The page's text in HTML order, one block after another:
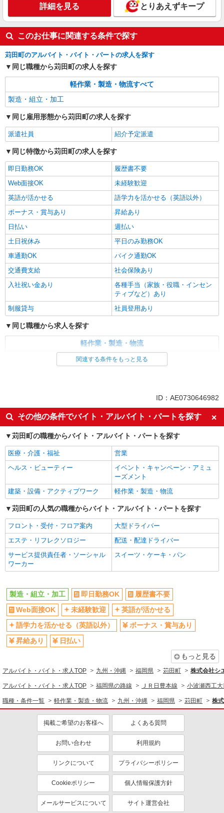
時給1,400円〜1,750円 ※経験・能力による
※時間外・深夜手当含む 交通費：既定支給
福岡県福岡県京都郡苅田町新浜町1番地3号
詳細を見る
詳細を見る とりあえずキープ
このお仕事に関連する条件で探す
苅田町のアルバイト・バイト・パートの求人を探す
同じ職種から苅田町の求人を探す
軽作業・製造・物流すべて
製造・組立・加工
同じ雇用形態から苅田町の求人を探す
派遣社員 紹介予定派遣
同じ特徴から苅田町の求人を探す
即日勤務OK
履歴書不要
Web面接OK
未経験歓迎
英語が活かせる
語学力を活かせる（英語以外）
ボーナス・賞与あり
昇給あり
日払い
週払い
土日祝休み
平日のみ勤務OK
車通勤OK
バイク通勤OK
交通費支給
社会保険あり
入社祝い金あり
各種手当（家族・役職・インセン
ティブなど）あり
制服貸与
社員登用あり
同じ職種から求人を探す
軽作業・製造・物流
ボーナス・賞与あり
日払い
土日祝休み
車通勤OK
交通費支給
社会保険あり
社員登用あり
関連する条件をもっと見る
ID：AE0730646982
その他の条件でバイト・アルバイト・パートを探す
苅田町の職種からバイト・アルバイト・パートを探す
医療・介護・福祉
営業
ヘルス・ビューティー
イベント・キャンペーン・アミュ
ーズメント
建築・設備・アクティブワーク
軽作業・製造・物流
苅田町の人気の職種からバイト・アルバイト・パートを探す
フロント・受付・フロア案内
大型ドライバー
エステ・リフレクソロジー
配送・配達ドライバー
サービス提供責任者・ソーシャル
ワーカー
スイーツ・ケーキ・パン
製造・組立・加工 即日勤務OK
履歴書不要
Web面接OK
未経験歓迎
英語が活かせる
語学力を活かせる（英語以外）
ボーナス・賞与あり
昇給あり
日払い
もっと見る
アルバイト・バイト・求人TOP 九州・沖縄 福岡県 苅田町 株式会社シ
アルバイト・バイト・求人TOP 福岡県の路線 ＪＲ日豊本線 小波瀬西工
職種・条件一覧 軽作業・製造・物流 九州・沖縄 福岡県 苅田町 株
掲載ご希望のお客様へ よくある質問
お問い合わせ 利用規約
リンクについて プライバシーポリシー
Cookieポリシー 個人情報保護方針
メールサービスについて サイト運営会社